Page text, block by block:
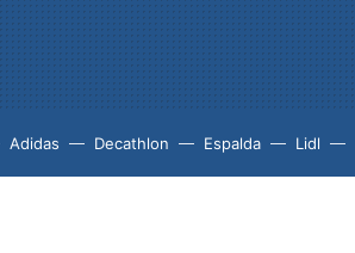
Adidas Decathlon Espalda Lidl